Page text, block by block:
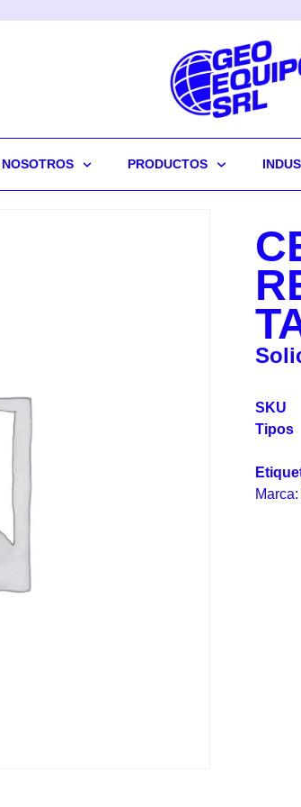
NOSOTROS PRODUCTOS
SKU
Tipos
Marca: